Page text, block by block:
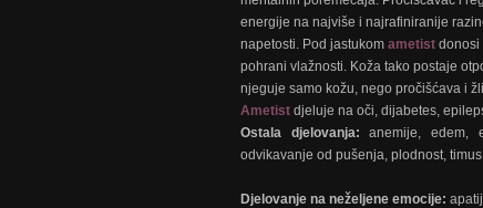
energije na najviše i najrafiniranije
napetosti. Pod jastukom ametist donosi
pohrani vlažnosti. Koža tako postaje
njeguje samo kožu, nego pročišćava i
Ametist djeluje na oči, dijabetes,
Ostala djelovanja:anemije, edem,
odvikavanje od pušenja, plodnost,
Djelovanje na neželjene emocije: